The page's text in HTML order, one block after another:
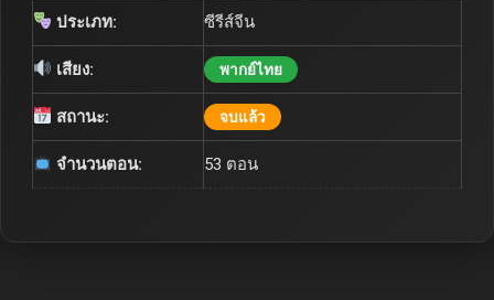
ประเภท: ซีรีส์จีน
เสียง: พากย์ไทย
สถานะ: จบแล้ว
จำนวนตอน: 53 ตอน